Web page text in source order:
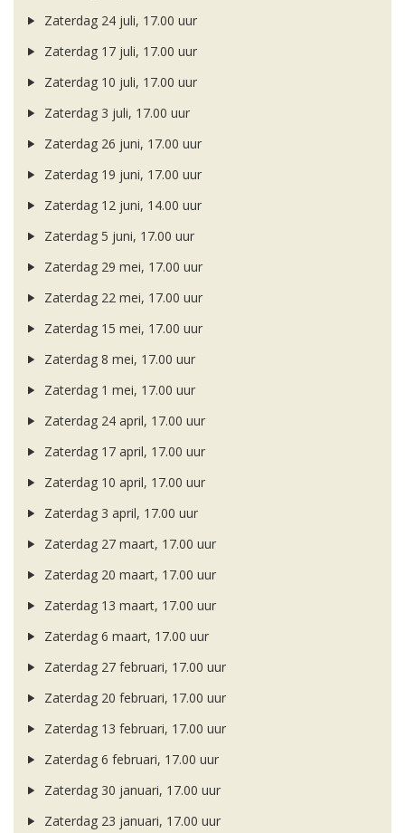
Zaterdag 24 juli, 17.00 uur
Zaterdag 17 juli, 17.00 uur
Zaterdag 10 juli, 17.00 uur
Zaterdag 3 juli, 17.00 uur
Zaterdag 26 juni, 17.00 uur
Zaterdag 19 juni, 17.00 uur
Zaterdag 12 juni, 14.00 uur
Zaterdag 5 juni, 17.00 uur
Zaterdag 29 mei, 17.00 uur
Zaterdag 22 mei, 17.00 uur
Zaterdag 15 mei, 17.00 uur
Zaterdag 8 mei, 17.00 uur
Zaterdag 1 mei, 17.00 uur
Zaterdag 24 april, 17.00 uur
Zaterdag 17 april, 17.00 uur
Zaterdag 10 april, 17.00 uur
Zaterdag 3 april, 17.00 uur
Zaterdag 27 maart, 17.00 uur
Zaterdag 20 maart, 17.00 uur
Zaterdag 13 maart, 17.00 uur
Zaterdag 6 maart, 17.00 uur
Zaterdag 27 februari, 17.00 uur
Zaterdag 20 februari, 17.00 uur
Zaterdag 13 februari, 17.00 uur
Zaterdag 6 februari, 17.00 uur
Zaterdag 30 januari, 17.00 uur
Zaterdag 23 januari, 17.00 uur